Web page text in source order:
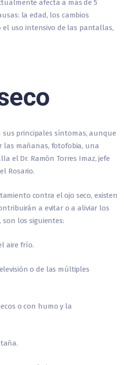
afecta a más de 5
la edad, los cambios
uso intensivo de las pantallas,
sus principales síntomas, aunque
las mañanas, fotofobia, una
el Dr. Ramón Torres Imaz, jefe
Rosario.
contra el ojo seco, existen
a evitar o a aliviar los
son los siguientes:
aire frío.
o de las múltiples
o con humo y la